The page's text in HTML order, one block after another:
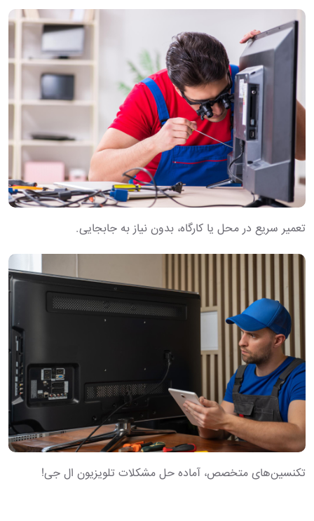
تعمیر سریع در محل یا کارگاه، بدون نیاز به جابجایی.
تکنسین‌های متخصص، آماده حل مشکلات تلویزیون ال جی!